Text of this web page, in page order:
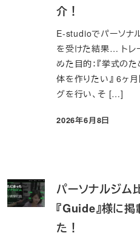
介！
E-studioでパーソナ
を受けた結果… トレ
めた目的：『挙式の
体を作りたい』 6ヶ
グを行い、そ […]
投稿日
2026年6月8日
パーソナルジム
『Guide』様に
た！